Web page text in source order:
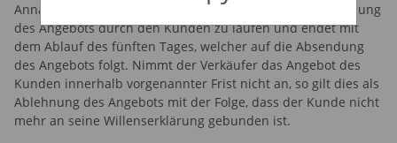
Annahme des Angebots beginnt am Tag nach der Absendung
des Angebots durch den Kunden zu laufen und endet mit
dem Ablauf des fünften Tages, welcher auf die Absendung
des Angebots folgt. Nimmt der Verkäufer das Angebot des
Kunden innerhalb vorgenannter Frist nicht an, so gilt dies als
Ablehnung des Angebots mit der Folge, dass der Kunde nicht
mehr an seine Willenserklärung gebunden ist.